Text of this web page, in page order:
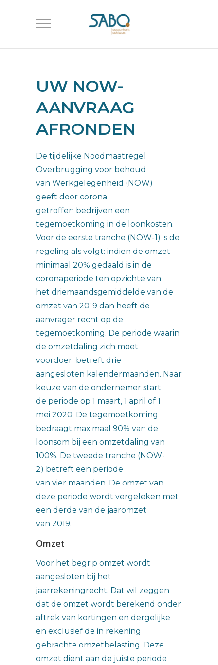
UW NOW-
AANVRAAG
AFRONDEN
De tijdelijke Noodmaatregel
Overbrugging voor behoud
van Werkgelegenheid (NOW)
geeft door corona
getroffen bedrijven een
tegemoetkoming in de loonkosten.
Voor de eerste tranche (NOW-1) is de
regeling als volgt: indien de omzet
minimaal 20% gedaald is in de
coronaperiode ten opzichte van
het driemaandsgemiddelde van de
omzet van 2019 dan heeft de
aanvrager recht op de
tegemoetkoming. De periode waarin
de omzetdaling zich moet
voordoen betreft drie
aangesloten kalendermaanden. Naar
keuze van de ondernemer start
de periode op 1 maart, 1 april of 1
mei 2020. De tegemoetkoming
bedraagt maximaal 90% van de
loonsom bij een omzetdaling van
100%. De tweede tranche (NOW-
2) betreft een periode
van vier maanden. De omzet van
deze periode wordt vergeleken met
een derde van de jaaromzet
van 2019.
Omzet
Voor het begrip omzet wordt
aangesloten bij het
jaarrekeningrecht. Dat wil zeggen
dat de omzet wordt berekend onder
aftrek van kortingen en dergelijke
en exclusief de in rekening
gebrachte omzetbelasting. Deze
omzet dient aan de juiste periode